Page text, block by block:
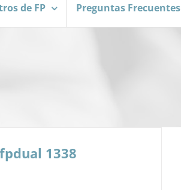
de FP Preguntas Frecuentes
1338